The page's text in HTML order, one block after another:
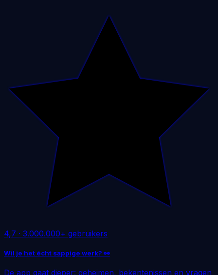
4,7 · 3.000.000+ gebruikers
Wil je het écht sappige werk? 👀
De app gaat dieper: geheimen, bekentenissen en vragen